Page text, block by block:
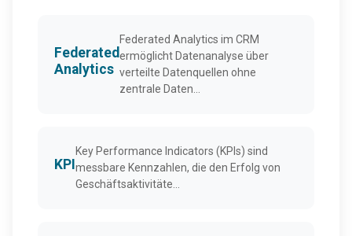
Federated
Analytics
Federated Analytics im CRM
ermöglicht Datenanalyse über
verteilte Datenquellen ohne
zentrale Daten...
KPI
Key Performance Indicators (KPIs) sind
messbare Kennzahlen, die den Erfolg von
Geschäftsaktivitäte...